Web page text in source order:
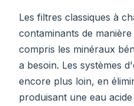
Les filtres classiques à
contaminants de
compris les minéraux
a besoin. Les systèmes
encore plus loin, en
produisant une eau